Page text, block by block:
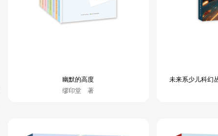
幽默的高度
缪印堂 著
未来系少儿科幻